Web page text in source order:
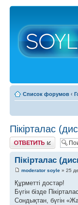
Список форумов ‹
Пікірталас
Ответить
Пікірталас
moderator soyle » 25
Құрметті достар!
Бүгін бізде
Сондықтан, бүгін